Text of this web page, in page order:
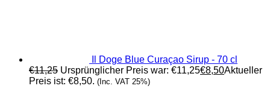
Il Doge Blue Curaçao Sirup - 70 cl
€11,25 Ursprünglicher Preis war: €11,25€8,50Aktueller
Preis ist: €8,50. (Inc. VAT 25%)